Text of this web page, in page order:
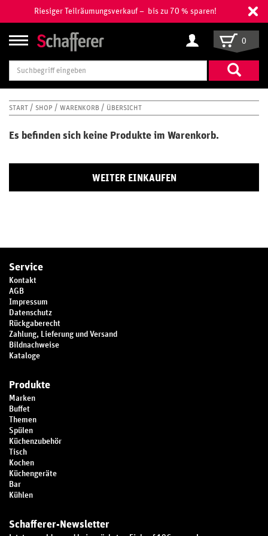
Riesiger Teilräumungsverkauf – bis zu 70 % sparen!
Suchbegriff
eingeben
0
START SHOP WARENKORB ÜBERSICHT
Es befinden sich keine Produkte im Warenkorb.
WEITER EINKAUFEN
Service
Kontakt
AGB
Impressum
Datenschutz
Rückgaberecht
Zahlung, Lieferung und Versand
Bildnachweise
Kataloge
Produkte
Marken
Buffet
Themen
Spülen
Küchenzubehör
Tisch
Kochen
Küchengeräte
Bar
Kühlen
Schafferer-Newsletter